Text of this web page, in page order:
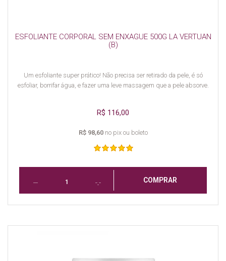
ESFOLIANTE CORPORAL SEM ENXAGUE 500G LA VERTUAN
(B)
Um esfoliante super prático! Não precisa ser retirado da pele, é só
esfoliar, borrifar água, e fazer uma leve massagem que a pele absorve.
R$ 116,00
R$ 98,60no pix ou boleto
COMPRAR